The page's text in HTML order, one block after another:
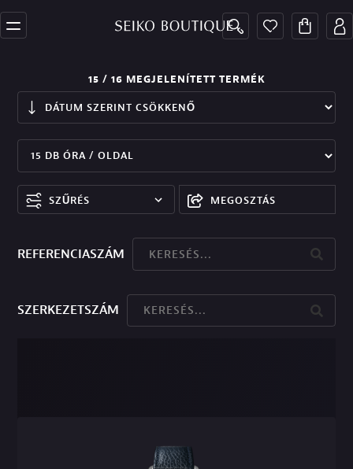
15 / 16 MEGJELENÍTETT TERMÉK
SZŰRÉS MEGOSZTÁS
REFERENCIASZÁM
SZERKEZETSZÁM